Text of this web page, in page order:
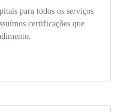
para todos os serviços
certificações que